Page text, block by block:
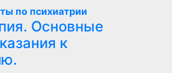
по психиатрии
Основные
к